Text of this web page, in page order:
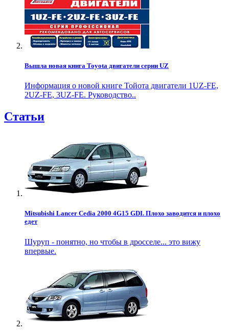
Вышла новая книга Toyota двигатели серии UZ
Информация о новой книге Тойота двигатели 1UZ-FE,
2UZ-FE, 3UZ-FE. Руководство..
Статьи
Mitsubishi Lancer Cedia 2000 4G15 GDI. Плохо заводится и плохо
едет
Шуруп - понятно, но чтобы в дросселе... это вижу
впервые.